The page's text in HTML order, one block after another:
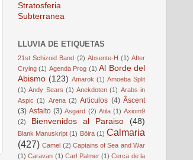
Stratosferia
Subterranea
LLUVIA DE ETIQUETAS
21st Schizoid Band (2) Absente-H (1) After
Crying (1) Agenda Prog (1) Al Borde del
Abismo (123) Amarok (1) Amoeba Split
(1) Andy Sears (1) Anekdoten (1) Arabs in
Aspic (1) Arena (2) Articulos (4) Âscent
(3) Asfalto (3) Asgard (2) Atila (1) Axiom9
(2)
Bienvenidos al Paraiso (48)
Blank Manuskript (1) Böira (1) Calmaria
(427) Camel (2) Captains of Sea and War
(1) Caravan (1) Carl Palmer (1) Cerca de la